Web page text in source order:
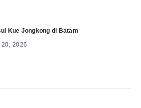
Kue Jongkong di Batam
20, 2026